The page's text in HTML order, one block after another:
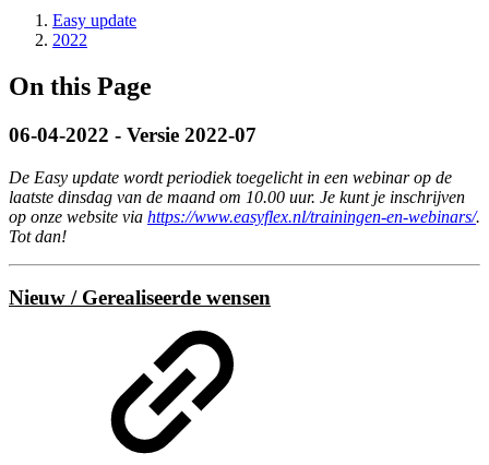
Easy update
2022
On this Page
06-04-2022 - Versie 2022-07
De Easy update wordt periodiek toegelicht in een webinar op de
laatste dinsdag van de maand om 10.00 uur. Je kunt je inschrijven
op onze website via https://www.easyflex.nl/trainingen-en-webinars/.
Tot dan!
Nieuw / Gerealiseerde wensen